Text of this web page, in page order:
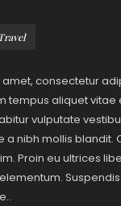
Travel
consectetur
tempus aliquet vitae
vulputate
a nibh mollis blandit.
Proin eu ultrices